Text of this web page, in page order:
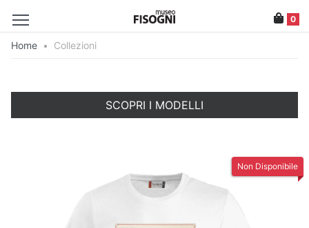
0
Home • Collezioni
SCOPRI I MODELLI
Non Disponibile